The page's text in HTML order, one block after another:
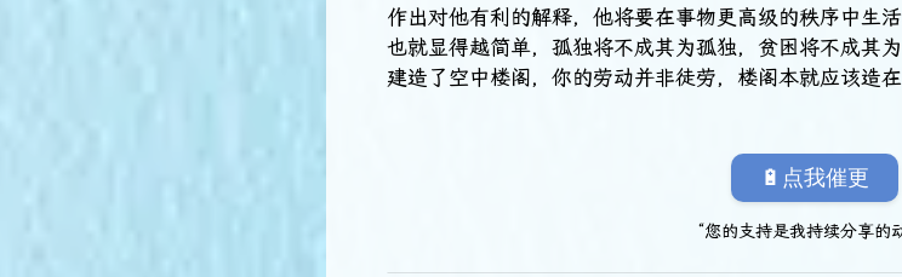
作出对他有利的解释，他将要在事物更高级的秩序中生
也就显得越简单，孤独将不成其为孤独，贫困将不成其
建造了空中楼阁，你的劳动并非徒劳，楼阁本就应该造
🔋点我催更
“您的支持是我持续分享的